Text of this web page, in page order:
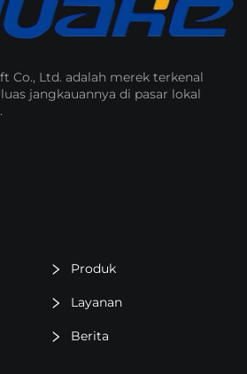
Co., Ltd. adalah merek terkenal
jangkauannya di pasar lokal
Produk
Layanan
Berita